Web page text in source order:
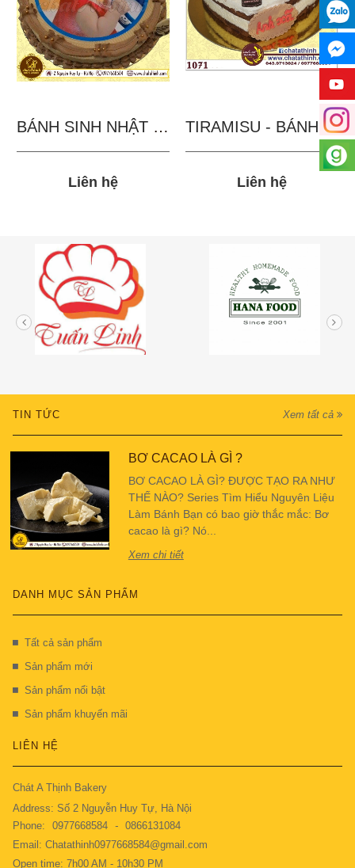
BÁNH SINH NHẬT IN...
Liên hệ
TIRAMISU - BÁNH TẶNG...
Liên hệ
TIN TỨC Xem tất cả
BƠ CACAO LÀ GÌ ?
BƠ CACAO LÀ GÌ? ĐƯỢC TẠO RA NHƯ
THẾ NÀO? Series Tìm Hiểu Nguyên Liệu
Làm Bánh Bạn có bao giờ thắc mắc: Bơ
cacao là gì? Nó...
Xem chi tiết
DANH MỤC SẢN PHẨM
Tất cả sản phẩm
Sản phẩm mới
Sản phẩm nổi bật
Sản phẩm khuyến mãi
LIÊN HỆ
Chát A Thịnh Bakery
Address: Số 2 Nguyễn Huy Tự, Hà Nội
Phone:
0977668584 -
0866131084
Email: Chatathinh0977668584@gmail.com
Open time: 7h00 AM - 10h30 PM